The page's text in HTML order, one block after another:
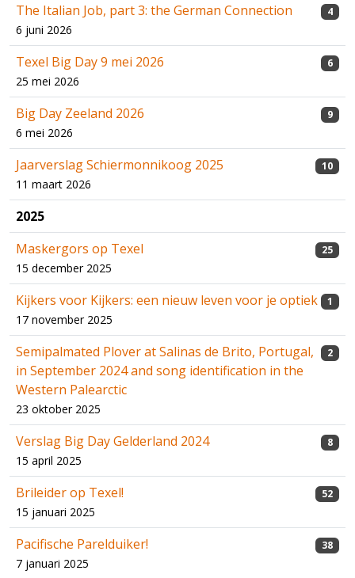
The Italian Job, part 3: the German Connection
6 juni 2026
4
Texel Big Day 9 mei 2026
25 mei 2026
6
Big Day Zeeland 2026
6 mei 2026
9
Jaarverslag Schiermonnikoog 2025
11 maart 2026
10
2025
Maskergors op Texel
15 december 2025
25
Kijkers voor Kijkers: een nieuw leven voor je optiek
17 november 2025
1
Semipalmated Plover at Salinas de Brito, Portugal,
in September 2024 and song identification in the
Western Palearctic
23 oktober 2025
2
Verslag Big Day Gelderland 2024
15 april 2025
8
Brileider op Texel!
15 januari 2025
52
Pacifische Parelduiker!
7 januari 2025
38